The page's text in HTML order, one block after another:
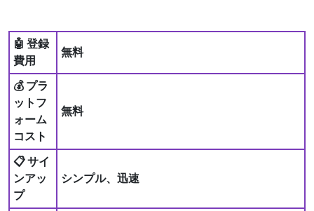
🤖 登録
費用
無料
💰 プラ
ットフ
ォーム
コスト
無料
📋 サイ
ンアッ
プ
シンプル、迅速